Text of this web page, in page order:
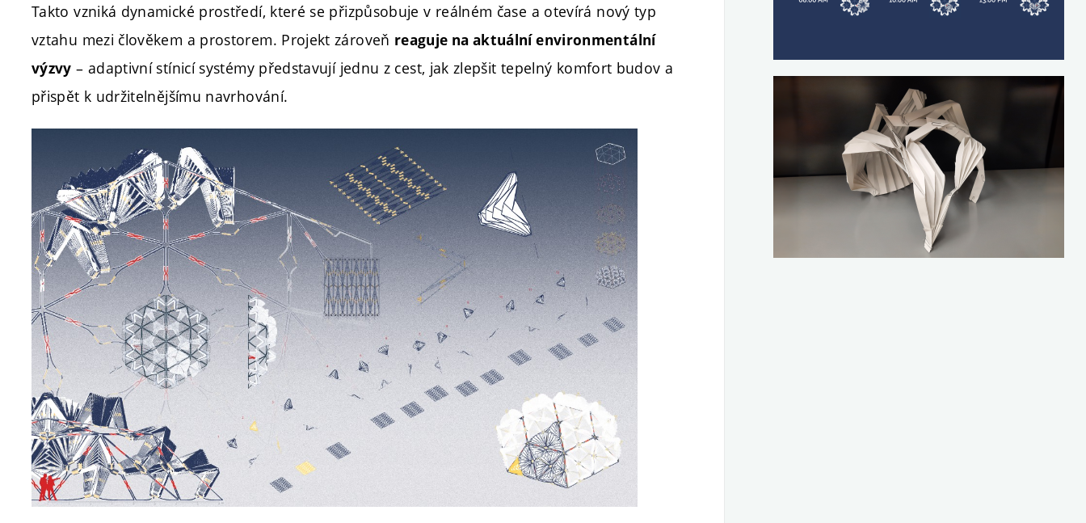
Takto vzniká dynamické prostředí, které se přizpůsobuje v reálném čase a otevírá nový typ
vztahu mezi člověkem a prostorem. Projekt zároveň reaguje na aktuální environmentální
výzvy – adaptivní stínicí systémy představují jednu z cest, jak zlepšit tepelný komfort budov a
přispět k udržitelnějšímu navrhování.